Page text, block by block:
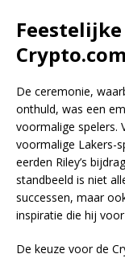
De ceremonie,
onthuld, was een
voormalige spelers.
voormalige Lakers-
eerden Riley’s
standbeeld is niet
successen, maar
inspiratie die hij
De keuze voor de